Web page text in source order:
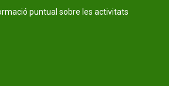
puntual sobre les activitats